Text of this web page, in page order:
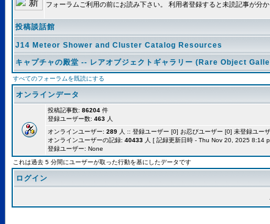
フォーラムご利用の前にお読み下さい。 利用者登録すると未読記事が分か
投稿談話館
J14 Meteor Shower and Cluster Catalog Resources
キャプチャの殿堂 -- レアオブジェクトギャラリー (Rare Object
すべてのフォーラムを既読にする
オンラインデータ
投稿記事数: 86204 件
登録ユーザー数: 463 人
オンラインユーザー: 289 人 :: 登録ユーザー [0] お忍びユーザー [0] 未登録ユー
オンラインユーザーの記録: 40433 人 [ 記録更新日時 - Thu Nov 20, 2025 8:14
登録ユーザー: None
これは過去 5 分間にユーザーが取った行動を基にしたデータです
ログイン